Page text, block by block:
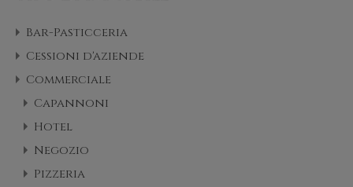
Bar-Pasticceria
Cessioni d'aziende
Commerciale
Capannoni
Hotel
Negozio
Pizzeria